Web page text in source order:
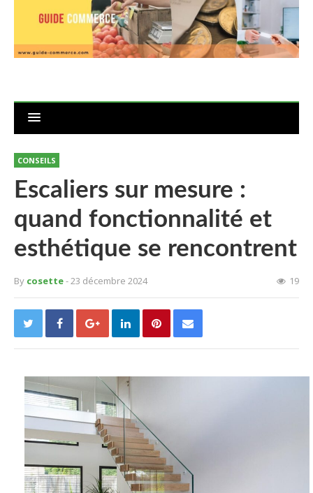
CONSEILS
Escaliers sur mesure :
quand fonctionnalité et
esthétique se rencontrent
By cosette- 23 décembre 2024 19